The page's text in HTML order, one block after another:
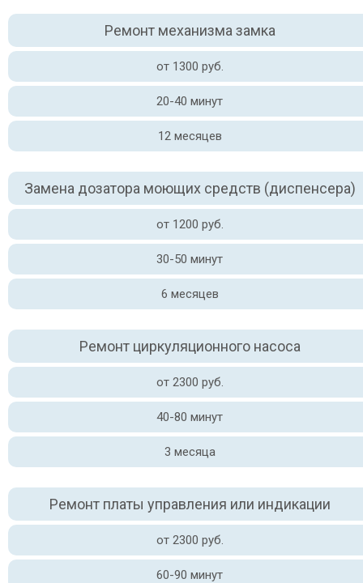
Ремонт механизма замка
от 1300 руб.
20-40 минут
12 месяцев
Замена дозатора моющих средств (диспенсера)
от 1200 руб.
30-50 минут
6 месяцев
Ремонт циркуляционного насоса
от 2300 руб.
40-80 минут
3 месяца
Ремонт платы управления или индикации
от 2300 руб.
60-90 минут